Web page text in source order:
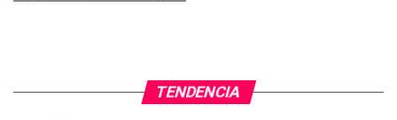
TENDENCIA